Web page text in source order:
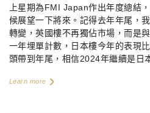
上星期為FMI Japan作出年度總結，
候展望一下將來。記得去年年尾，
轉變，英國樓不再獨佔市場，而是
一年埋單計數，日本樓今年的表現
頭帶到年尾，相信2024年繼續是日
Learn more